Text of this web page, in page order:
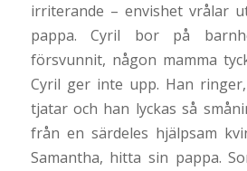
irriterande – envishet vrålar
pappa. Cyril bor på
försvunnit, någon mamma
Cyril ger inte upp. Han
tjatar och han lyckas så
från en särdeles hjälpsam
Samantha, hitta sin pappa.